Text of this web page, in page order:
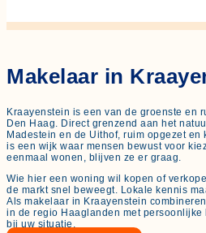
Makelaar in
Kraayenstein is een van de groenste en
Den Haag. Direct grenzend aan het
Madestein en de Uithof, ruim opgezet
is een wijk waar mensen bewust voor
eenmaal wonen, blijven ze er graag.
Wie hier een woning wil kopen of
de markt snel beweegt. Lokale kennis
Als makelaar in Kraayenstein
in de regio Haaglanden met
bij uw situatie.